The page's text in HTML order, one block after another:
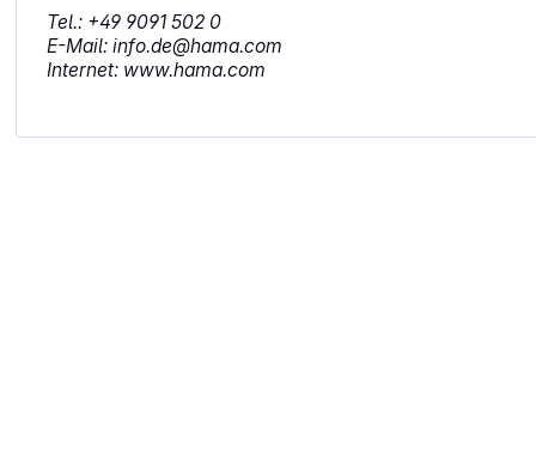
Tel.: +49 9091 502 0
E-Mail: info.de@hama.com
Internet: www.hama.com